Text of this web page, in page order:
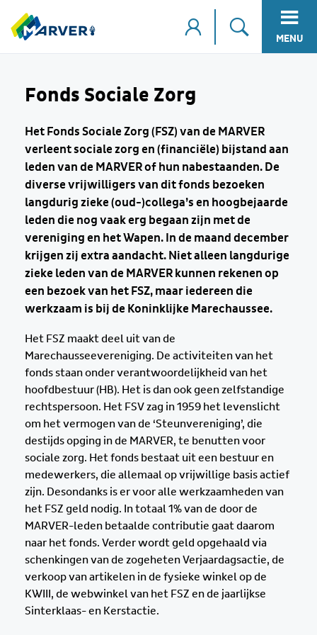
MENU
Fonds Sociale Zorg
Het Fonds Sociale Zorg (FSZ) van de MARVER
verleent sociale zorg en (financiële) bijstand aan
leden van de MARVER of hun nabestaanden. De
diverse vrijwilligers van dit fonds bezoeken
langdurig zieke (oud-)collega’s en hoogbejaarde
leden die nog vaak erg begaan zijn met de
vereniging en het Wapen. In de maand december
krijgen zij extra aandacht. Niet alleen langdurige
zieke leden van de MARVER kunnen rekenen op
een bezoek van het FSZ, maar iedereen die
werkzaam is bij de Koninklijke Marechaussee.
Het FSZ maakt deel uit van de
Marechausseevereniging. De activiteiten van het
fonds staan onder verantwoordelijkheid van het
hoofdbestuur (HB). Het is dan ook geen zelfstandige
rechtspersoon. Het FSV zag in 1959 het levenslicht
om het vermogen van de ‘Steunvereniging’, die
destijds opging in de MARVER, te benutten voor
sociale zorg. Het fonds bestaat uit een bestuur en
medewerkers, die allemaal op vrijwillige basis actief
zijn. Desondanks is er voor alle werkzaamheden van
het FSZ geld nodig. In totaal 1% van de door de
MARVER-leden betaalde contributie gaat daarom
naar het fonds. Verder wordt geld opgehaald via
schenkingen van de zogeheten Verjaardagsactie, de
verkoop van artikelen in de fysieke winkel op de
KWIII, de webwinkel van het FSZ en de jaarlijkse
Sinterklaas- en Kerstactie.